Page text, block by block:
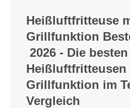
Heißluftfritteuse
Grillfunktion
2026 - Die besten
Heißluftfritteusen
Grillfunktion im
Vergleich